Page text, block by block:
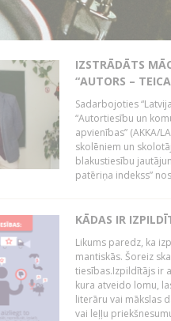
IZSTRĀDĀTS
“AUTORS –
Sadarbojoties
“Autortiesību un
apvienības” (AKKA/
skolēniem un
blakustiesību
patēriņa indekss”
KĀDAS IR
Likums paredz, ka
mantiskās. Šoreiz
tiesības.Izpildītājs ir
kura atveido lomu,
literāru vai mākslas
vai leļļu